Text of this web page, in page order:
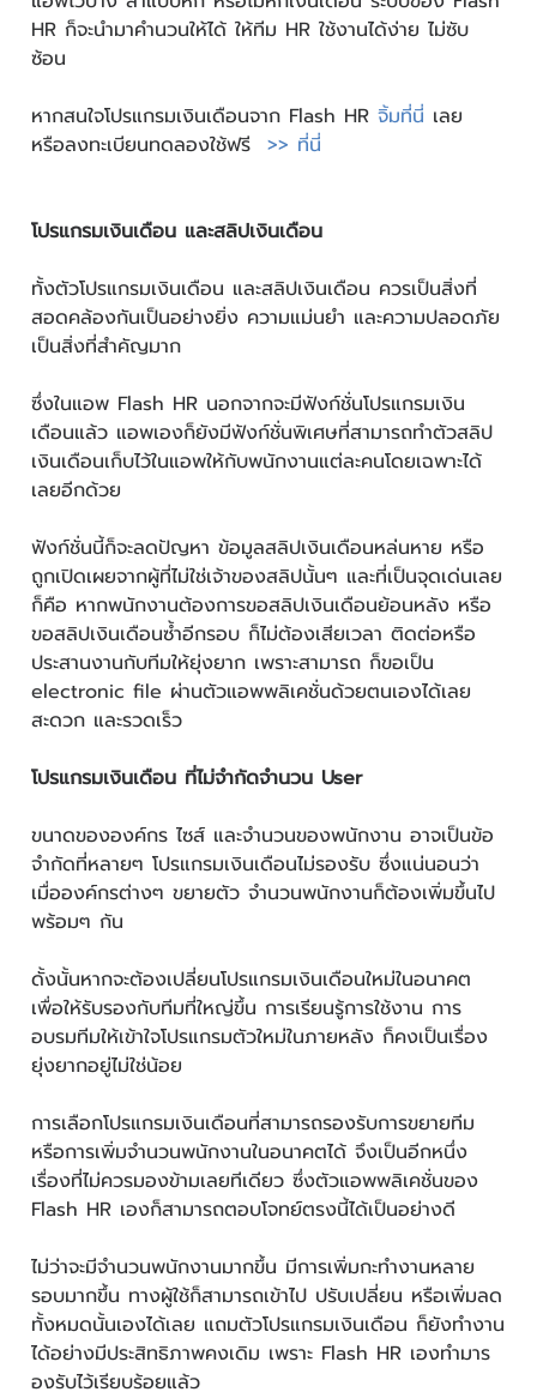
HR ก็จะนำมาคำนวนให้ได้ ให้ทีม HR ใช้งานได้ง่าย ไม่ซับ
ซ้อน
หากสนใจโปรแกรมเงินเดือนจาก Flash HR จิ้มที่นี่ เลย
หรือลงทะเบียนทดลองใช้ฟรี >> ที่นี่
โปรแกรมเงินเดือน และสลิปเงินเดือน
ทั้งตัวโปรแกรมเงินเดือน และสลิปเงินเดือน ควรเป็นสิ่งที่
สอดคล้องกันเป็นอย่างยิ่ง ความแม่นยำ และความปลอดภัย
เป็นสิ่งที่สำคัญมาก
ซึ่งในแอพ Flash HR นอกจากจะมีฟังก์ชั่นโปรแกรมเงิน
เดือนแล้ว แอพเองก็ยังมีฟังก์ชั่นพิเศษที่สามารถทำตัวสลิป
เงินเดือนเก็บไว้ในแอพให้กับพนักงานแต่ละคนโดยเฉพาะได้
เลยอีกด้วย
ฟังก์ชั่นนี้ก็จะลดปัญหา ข้อมูลสลิปเงินเดือนหล่นหาย หรือ
ถูกเปิดเผยจากผู้ที่ไม่ใช่เจ้าของสลิปนั้นๆ และที่เป็นจุดเด่นเลย
ก็คือ หากพนักงานต้องการขอสลิปเงินเดือนย้อนหลัง หรือ
ขอสลิปเงินเดือนซ้ำอีกรอบ ก็ไม่ต้องเสียเวลา ติดต่อหรือ
ประสานงานกับทีมให้ยุ่งยาก เพราะสามารถ ก็ขอเป็น
electronic file ผ่านตัวแอพพลิเคชั่นด้วยตนเองได้เลย
สะดวก และรวดเร็ว
โปรแกรมเงินเดือน ที่ไม่จำกัดจำนวน User
ขนาดขององค์กร ไซส์ และจำนวนของพนักงาน อาจเป็นข้อ
จำกัดที่หลายๆ โปรแกรมเงินเดือนไม่รองรับ ซึ่งแน่นอนว่า
เมื่อองค์กรต่างๆ ขยายตัว จำนวนพนักงานก็ต้องเพิ่มขึ้นไป
พร้อมๆ กัน
ดั้งนั้นหากจะต้องเปลี่ยนโปรแกรมเงินเดือนใหม่ในอนาคต
เพื่อให้รับรองกับทีมที่ใหญ่ขึ้น การเรียนรู้การใช้งาน การ
อบรมทีมให้เข้าใจโปรแกรมตัวใหม่ในภายหลัง ก็คงเป็นเรื่อง
ยุ่งยากอยู่ไม่ใช่น้อย
การเลือกโปรแกรมเงินเดือนที่สามารถรองรับการขยายทีม
หรือการเพิ่มจำนวนพนักงานในอนาคตได้ จึงเป็นอีกหนึ่ง
เรื่องที่ไม่ควรมองข้ามเลยทีเดียว ซึ่งตัวแอพพลิเคชั่นของ
Flash HR เองก็สามารถตอบโจทย์ตรงนี้ได้เป็นอย่างดี
ไม่ว่าจะมีจำนวนพนักงานมากขึ้น มีการเพิ่มกะทำงานหลาย
รอบมากขึ้น ทางผู้ใช้ก็สามารถเข้าไป ปรับเปลี่ยน หรือเพิ่มลด
ทั้งหมดนั้นเองได้เลย แถมตัวโปรแกรมเงินเดือน ก็ยังทำงาน
ได้อย่างมีประสิทธิภาพคงเดิม เพราะ Flash HR เองทำมาร
องรับไว้เรียบร้อยแล้ว